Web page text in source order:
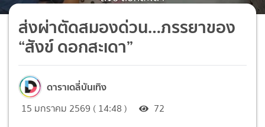
ส่งผ่าตัดสมองด่วน…ภรรยาของ
“สังข์ ดอกสะเดา”
ดาราเดลี่บันเทิง
15 มกราคม 2569 ( 14:48 ) 72